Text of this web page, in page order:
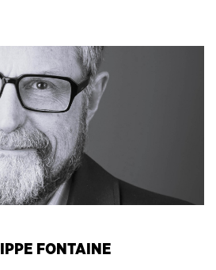
FONTAINE